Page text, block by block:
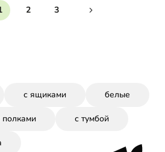
2 3
с ящиками белые
полками с тумбой